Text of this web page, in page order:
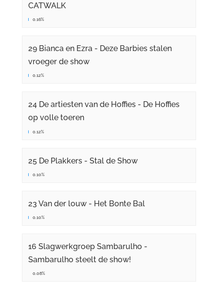
CATWALK
0.16%
29 Bianca en Ezra - Deze Barbies stalen
vroeger de show
0.12%
24 De artiesten van de Hoffies - De Hoffies
op volle toeren
0.12%
25 De Plakkers - Stal de Show
0.10%
23 Van der louw - Het Bonte Bal
0.10%
16 Slagwerkgroep Sambarulho -
Sambarulho steelt de show!
0.08%